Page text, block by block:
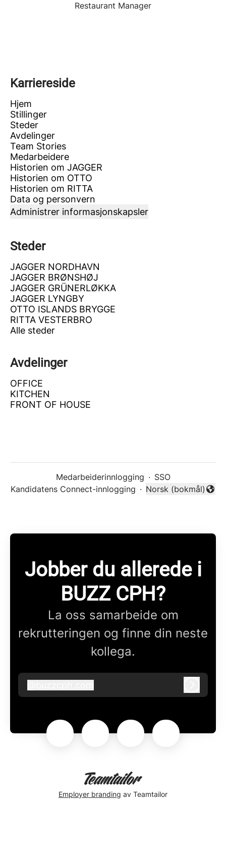
Restaurant Manager
Karriereside
Hjem
Stillinger
Steder
Avdelinger
Team Stories
Medarbeidere
Historien om JAGGER
Historien om OTTO
Historien om RITTA
Data og personvern
Administrer informasjonskapsler
Steder
JAGGER NORDHAVN
JAGGER BRØNSHØJ
JAGGER GRÜNERLØKKA
JAGGER LYNGBY
OTTO ISLANDS BRYGGE
RITTA VESTERBRO
Alle steder
Avdelinger
OFFICE
KITCHEN
FRONT OF HOUSE
Medarbeiderinnlogging · SSO
Kandidatens Connect-innlogging ·
Endre språk
Norsk (bokmål)
Jobber du allerede i
BUZZ CPH?
La oss samarbeide om
rekrutteringen og finne din neste
kollega.
buzzcph.com
Employer branding av Teamtailor